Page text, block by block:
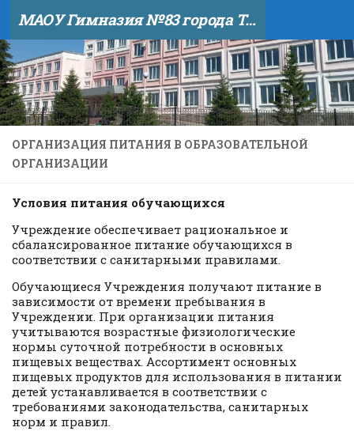
Skip to content МАОУ Гимназия №83 города Тюмени
ОРГАНИЗАЦИЯ ПИТАНИЯ В ОБРАЗОВАТЕЛЬНОЙ
ОРГАНИЗАЦИИ
Условия питания обучающихся
Учреждение обеспечивает рациональное и
сбалансированное питание обучающихся в
соответствии с санитарными правилами.
Обучающиеся Учреждения получают питание в
зависимости от времени пребывания в
Учреждении. При организации питания
учитываются возрастные физиологические
нормы суточной потребности в основных
пищевых веществах. Ассортимент основных
пищевых продуктов для использования в питании
детей устанавливается в соответствии с
требованиями законодательства, санитарных
норм и правил.